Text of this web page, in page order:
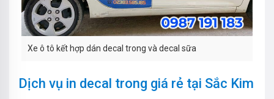
Xe ô tô kết hợp dán decal trong và decal sữa
Dịch vụ in decal trong giá rẻ tại Sắc Kim